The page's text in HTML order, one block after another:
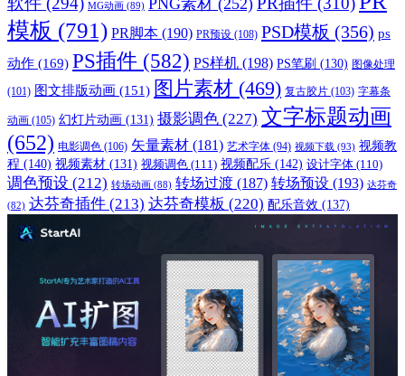
MG动画 (89) PNG素材 (252)
模板 (791) PR脚本 (190) PR预设 (108) PSD模板 (356) ps
动作 (169) PS插件 (582) PS样机 (198) PS笔刷 (130) 图像处理
(101) 图文排版动画 (151) 图片素材 (469) 复古胶片 (103) 字幕条
动画 (105) 幻灯片动画 (131) 摄影调色 (227) 文字标题动画
(652) 电影调色 (106) 矢量素材 (181) 艺术字体 (94) 视频下载 (93) 视频教
程 (140) 视频素材 (131) 视频调色 (111) 视频配乐 (142) 设计字体 (110)
调色预设 (212) 转场动画 (88) 转场过渡 (187) 转场预设 (193) 达芬奇
(82) 达芬奇插件 (213) 达芬奇模板 (220) 配乐音效 (137)